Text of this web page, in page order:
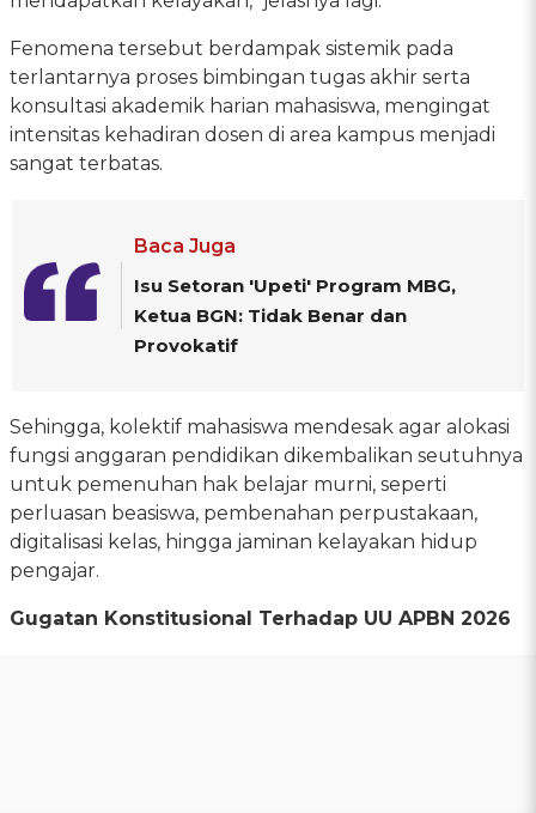
Fenomena tersebut berdampak sistemik pada
terlantarnya proses bimbingan tugas akhir serta
konsultasi akademik harian mahasiswa, mengingat
intensitas kehadiran dosen di area kampus menjadi
sangat terbatas.
Baca Juga
Isu Setoran 'Upeti' Program MBG,
Ketua BGN: Tidak Benar dan
Provokatif
Sehingga, kolektif mahasiswa mendesak agar alokasi
fungsi anggaran pendidikan dikembalikan seutuhnya
untuk pemenuhan hak belajar murni, seperti
perluasan beasiswa, pembenahan perpustakaan,
digitalisasi kelas, hingga jaminan kelayakan hidup
pengajar.
Gugatan Konstitusional Terhadap UU APBN 2026